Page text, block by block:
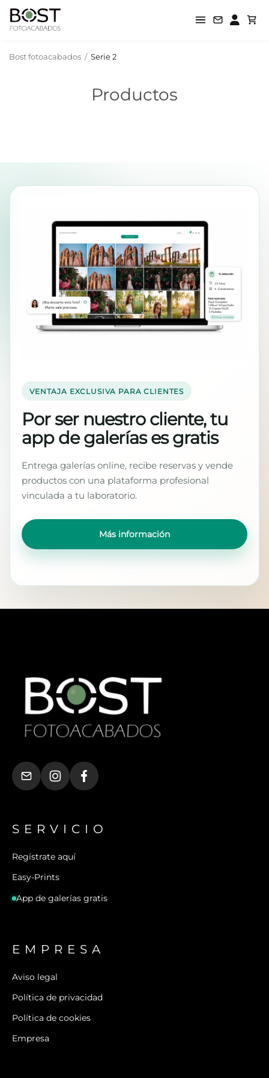
Bost fotoacabados / Serie 2
Productos
VENTAJA EXCLUSIVA PARA CLIENTES
Por ser nuestro cliente, tu
app de galerías es gratis
Entrega galerías online, recibe reservas y vende
productos con una plataforma profesional
vinculada a tu laboratorio.
Más información
SERVICIO
Regístrate aquí
Easy-Prints
App de galerías gratis
EMPRESA
Aviso legal
Política de privacidad
Política de cookies
Empresa